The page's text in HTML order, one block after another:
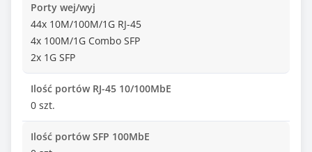
Porty wej/wyj
44x 10M/100M/1G RJ-45
4x 100M/1G Combo SFP
2x 1G SFP
Ilość portów RJ-45 10/100MbE
0 szt.
Ilość portów SFP 100MbE